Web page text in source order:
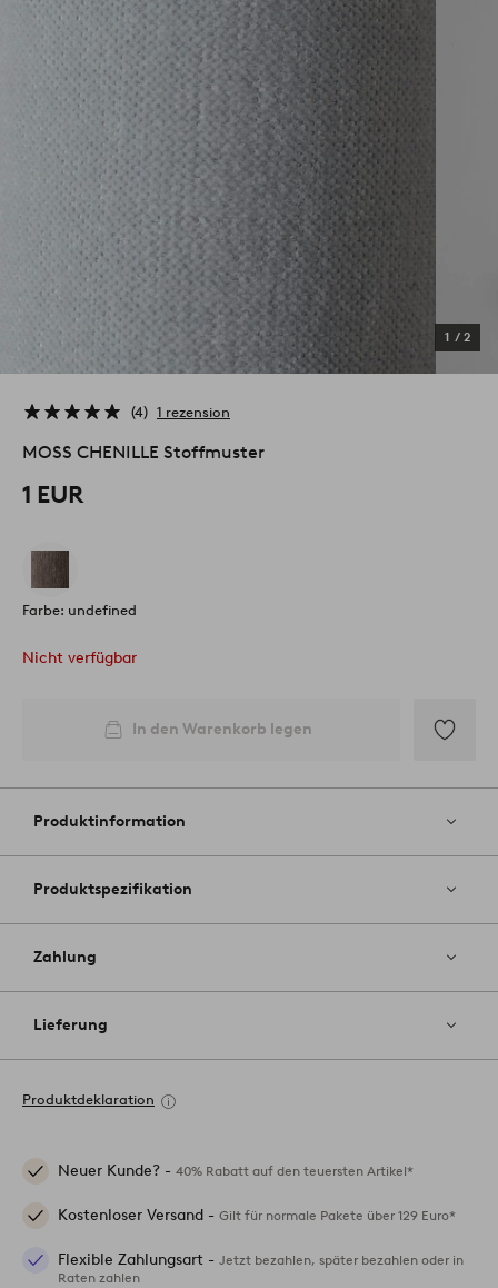
1 / 2
4 1 rezension
MOSS CHENILLE Stoffmuster
1 EUR
Farbe: undefined
Nicht verfügbar
In den Warenkorb legen
Favoriten
Produktinformation
Produktspezifikation
Zahlung
Lieferung
Produktdeklaration
Neuer Kunde? - 40% Rabatt auf den teuersten Artikel*
Kostenloser Versand - Gilt für normale Pakete über 129 Euro*
Flexible Zahlungsart - Jetzt bezahlen, später bezahlen oder in
Raten zahlen